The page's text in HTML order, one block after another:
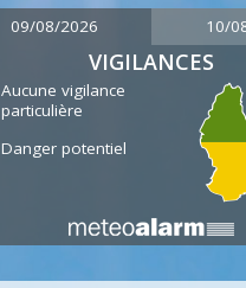
09/08/2026 10/
VIGILANCES
Aucune vigilance
particulière
Danger potentiel